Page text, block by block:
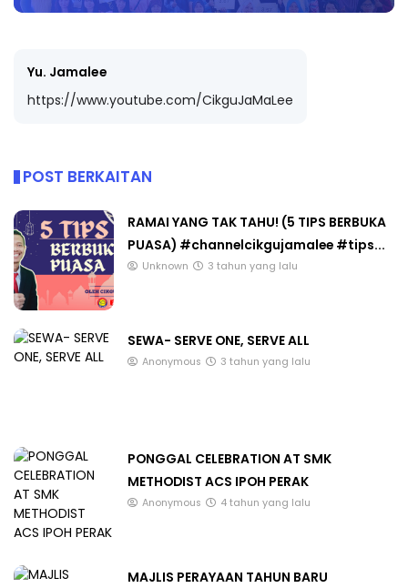
Yu. Jamalee
https://www.youtube.com/CikguJaMaLee
POST BERKAITAN
RAMAI YANG TAK TAHU! (5 TIPS BERBUKA
PUASA) #channelcikgujamalee #tips...
Unknown 3 tahun yang lalu
SEWA- SERVE ONE, SERVE ALL
Anonymous 3 tahun yang lalu
PONGGAL CELEBRATION AT SMK
METHODIST ACS IPOH PERAK
Anonymous 4 tahun yang lalu
MAJLIS PERAYAAN TAHUN BARU